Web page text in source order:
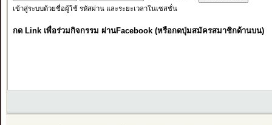
เข้าสู่ระบบด้วยชื่อผู้ใช้ รหัสผ่าน และระยะเวลาในเซสชั่น
กด Link เพื่อร่วมกิจกรรม ผ่านFacebook (หรือกดปุ่มสมัครสมาชิกด้านบน)